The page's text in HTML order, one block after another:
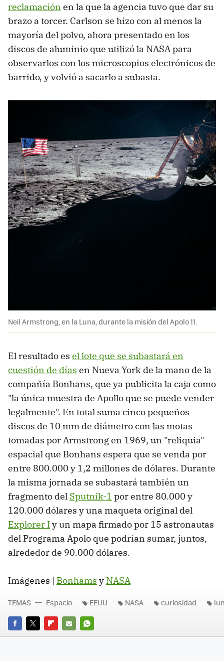
reclamación en la que la agencia tuvo que dar su
brazo a torcer. Carlson se hizo con al menos la
mayoría del polvo, ahora presentado en los
discos de aluminio que utilizó la NASA para
observarlos con los microscopios electrónicos de
barrido, y volvió a sacarlo a subasta.
Neil Armstrong, en la Luna, durante la misión del Apolo 11.
El resultado es el lote que se subastará en
cuestión de días en Nueva York de la mano de la
compañía Bonhans, que ya publicita la caja como
"la única muestra de Apollo que se puede vender
legalmente". En total suma cinco pequeños
discos de 10 mm de diámetro con las motas
tomadas por Armstrong en 1969, un "reliquia"
espacial que Bonhans espera que se venda por
entre 800.000 y 1,2 millones de dólares. Durante
la misma jornada se subastará también un
fragmento del Sputnik-1 por entre 80.000 y
120.000 dólares y una maqueta original del
Explorer Iy un mapa firmado por 15 astronautas
del Programa Apolo que podrían sumar, juntos,
alrededor de 90.000 dólares.
Imágenes | Bonhams y NASA
FACEBOOK
TWITTERFLIPBOARD
E-
WHATSAPP
TEMAS Espacio EEUU NASA curiosidad